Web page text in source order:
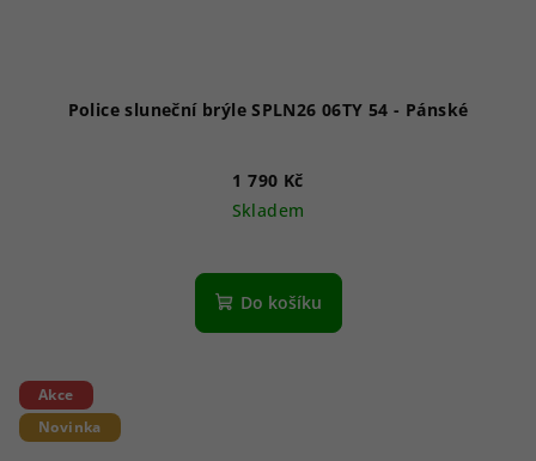
Police sluneční brýle SPLN26 06TY 54 - Pánské
1 790 Kč
Skladem
Do košíku
Akce
Novinka